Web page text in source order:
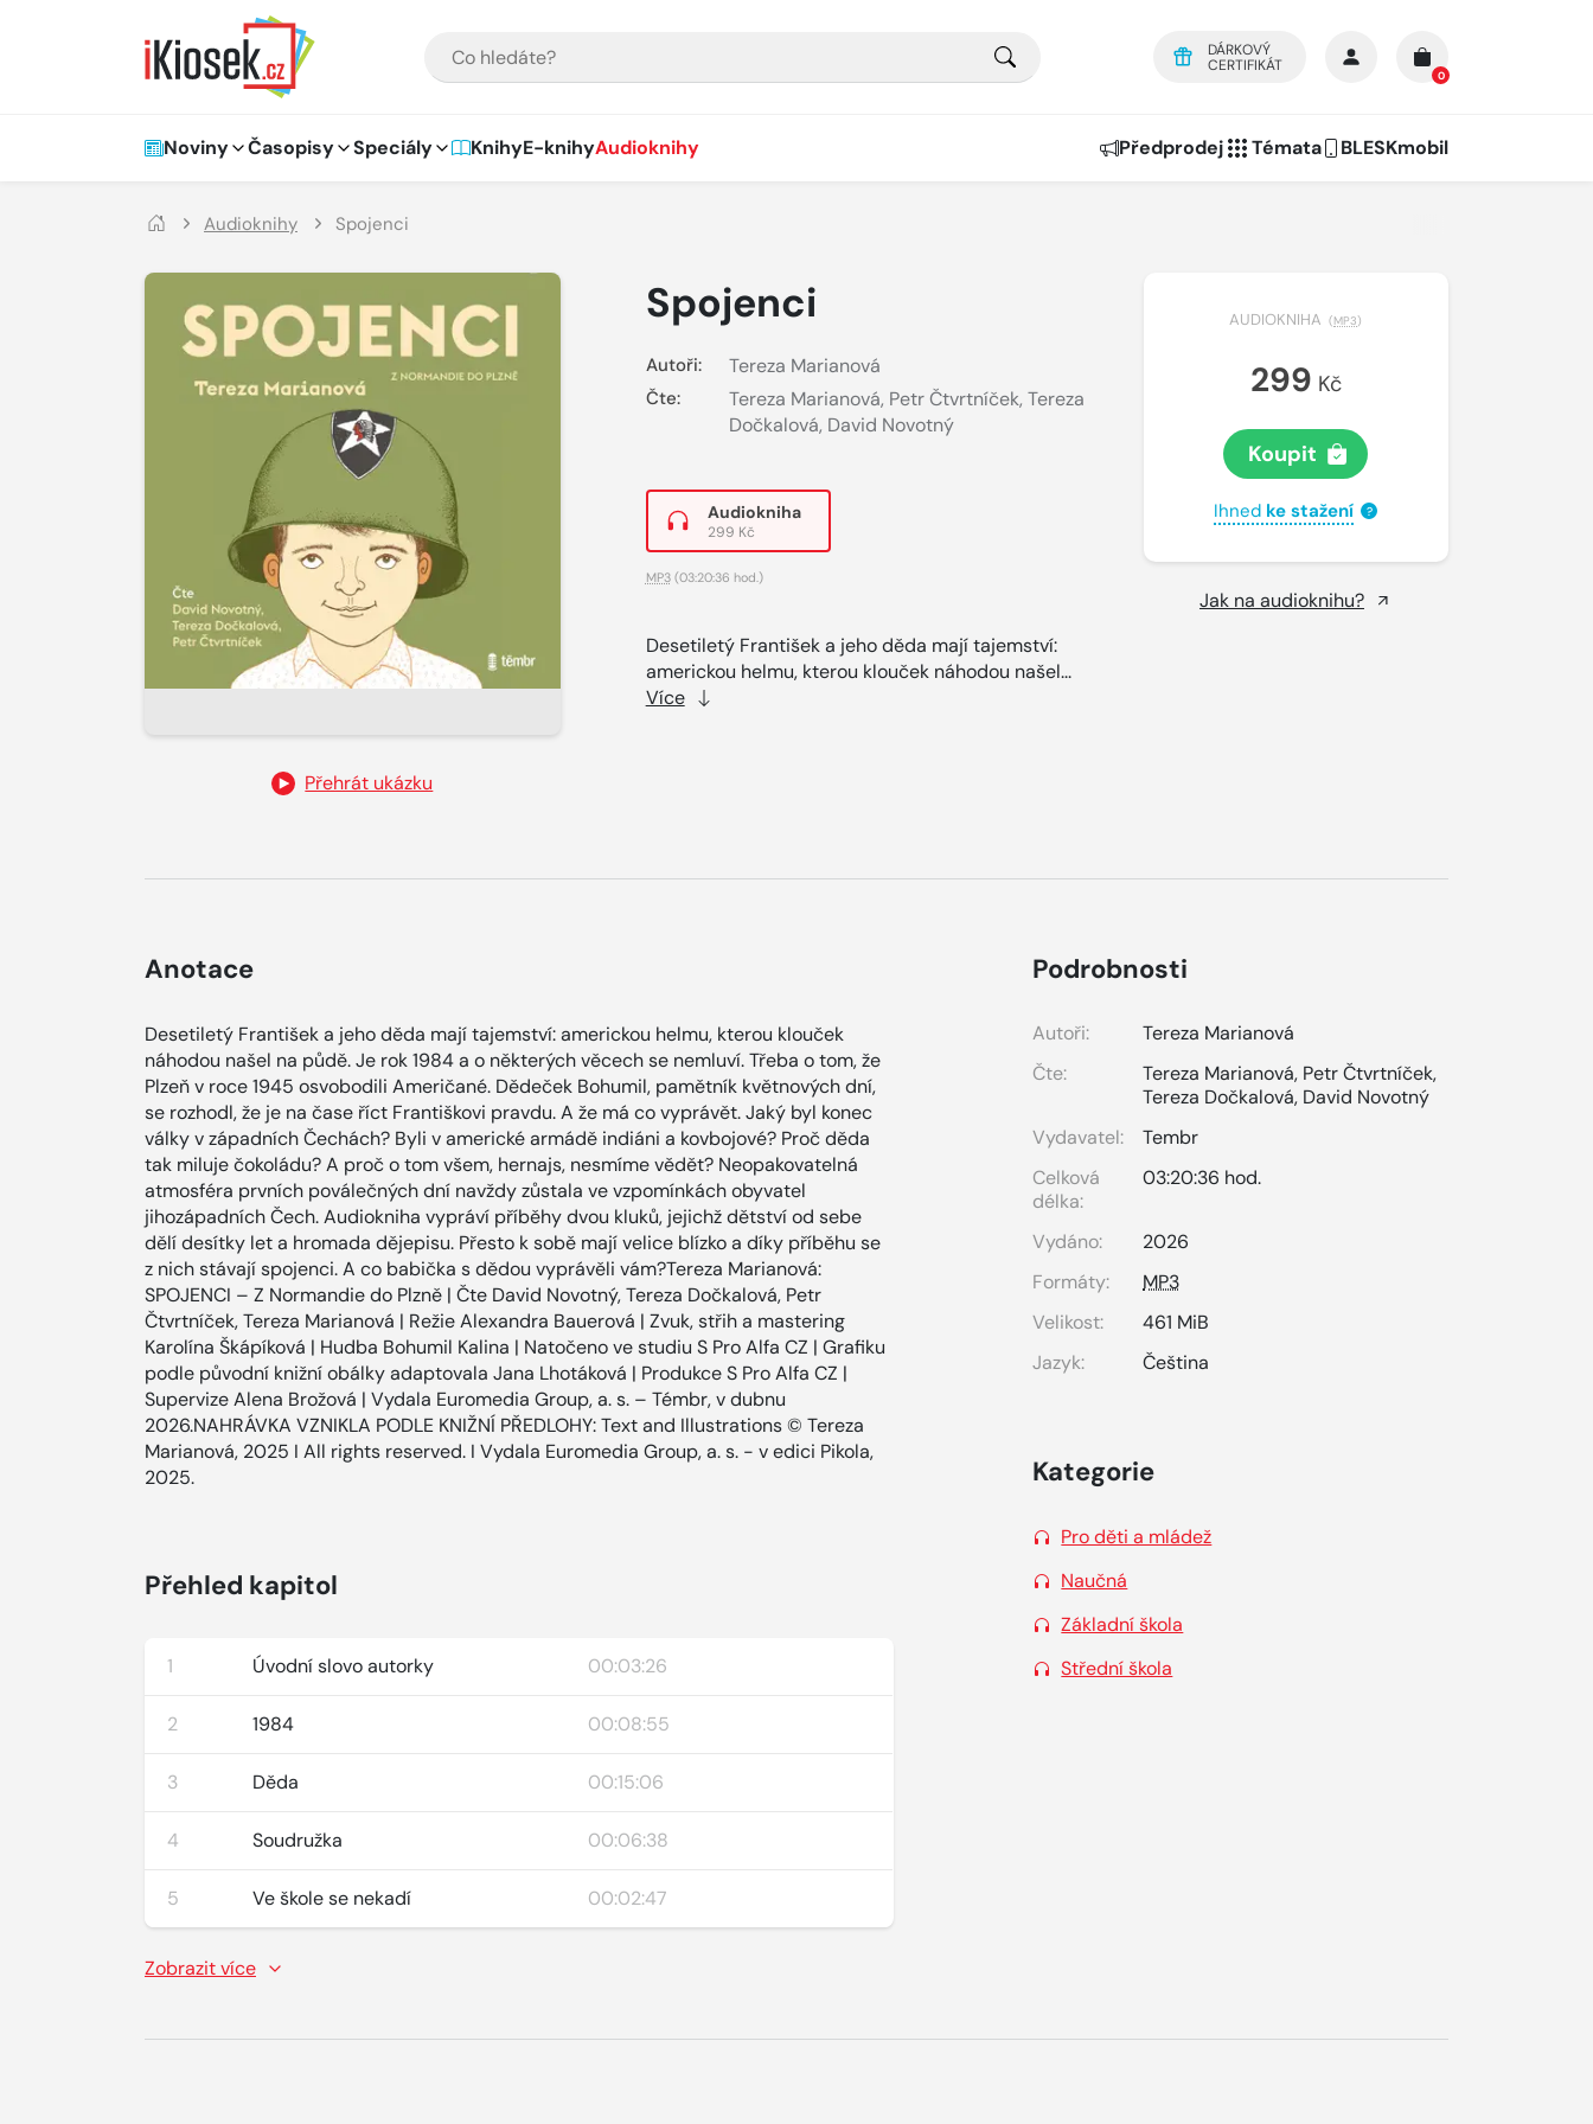
DÁRKOVÝ
CERTIFIKÁT
0
Hlavní navigace
Noviny Časopisy Speciály KnihyE-knihyAudioknihy Předprodej Témata BLESKmobil
Audioknihy Spojenci
Přehrát ukázku
Spojenci
Autoři: Tereza Marianová
Čte: Tereza Marianová, Petr Čtvrtníček, Tereza
Dočkalová, David Novotný
Audiokniha
299 Kč
MP3(03:20:36 hod.)
Desetiletý František a jeho děda mají tajemství:
americkou helmu, kterou klouček náhodou našel...
Více
AUDIOKNIHA (MP3)
299 Kč
Koupit
Ihned ke stažení ?
Jak na audioknihu?
Anotace
Desetiletý František a jeho děda mají tajemství: americkou helmu, kterou klouček
náhodou našel na půdě. Je rok 1984 a o některých věcech se nemluví. Třeba o tom, že
Plzeň v roce 1945 osvobodili Američané. Dědeček Bohumil, pamětník květnových dní,
se rozhodl, že je na čase říct Františkovi pravdu. A že má co vyprávět. Jaký byl konec
války v západních Čechách? Byli v americké armádě indiáni a kovbojové? Proč děda
tak miluje čokoládu? A proč o tom všem, hernajs, nesmíme vědět? Neopakovatelná
atmosféra prvních poválečných dní navždy zůstala ve vzpomínkách obyvatel
jihozápadních Čech. Audiokniha vypráví příběhy dvou kluků, jejichž dětství od sebe
dělí desítky let a hromada dějepisu. Přesto k sobě mají velice blízko a díky příběhu se
z nich stávají spojenci. A co babička s dědou vyprávěli vám?Tereza Marianová:
SPOJENCI – Z Normandie do Plzně | Čte David Novotný, Tereza Dočkalová, Petr
Čtvrtníček, Tereza Marianová | Režie Alexandra Bauerová | Zvuk, střih a mastering
Karolína Škápíková | Hudba Bohumil Kalina | Natočeno ve studiu S Pro Alfa CZ | Grafiku
podle původní knižní obálky adaptovala Jana Lhotáková | Produkce S Pro Alfa CZ |
Supervize Alena Brožová | Vydala Euromedia Group, a. s. – Témbr, v dubnu
2026.NAHRÁVKA VZNIKLA PODLE KNIŽNÍ PŘEDLOHY: Text and Illustrations © Tereza
Marianová, 2025 I All rights reserved. I Vydala Euromedia Group, a. s. - v edici Pikola,
2025.
Přehled kapitol
1 Úvodní slovo autorky 00:03:26
2 1984 00:08:55
3 Děda 00:15:06
4 Soudružka 00:06:38
5 Ve škole se nekadí 00:02:47
Zobrazit více
Podrobnosti
Autoři:
Tereza Marianová
Čte:
Tereza Marianová, Petr Čtvrtníček,
Tereza Dočkalová, David Novotný
Vydavatel:
Tembr
Celková
délka:
03:20:36 hod.
Vydáno:
2026
Formáty:
MP3
Velikost:
461 MiB
Jazyk:
Čeština
Kategorie
Pro děti a mládež
Naučná
Základní škola
Střední škola